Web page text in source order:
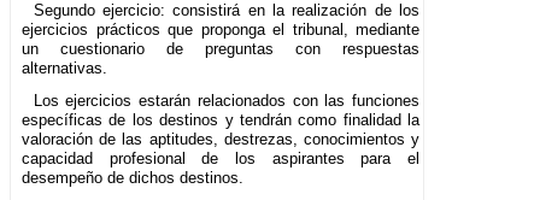
Segundo ejercicio: consistirá en la realización de los
ejercicios prácticos que proponga el tribunal, mediante
un cuestionario de preguntas con respuestas
alternativas.
Los ejercicios estarán relacionados con las funciones
específicas de los destinos y tendrán como finalidad la
valoración de las aptitudes, destrezas, conocimientos y
capacidad profesional de los aspirantes para el
desempeño de dichos destinos.